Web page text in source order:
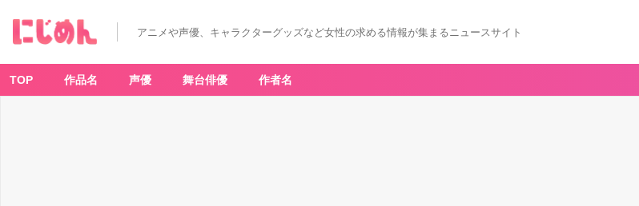
アニメや声優、キャラクターグッズなど女性の求める情報が集まるニュースサイト
TOP 作品名 声優 舞台俳優 作者名